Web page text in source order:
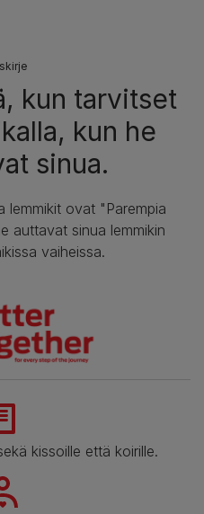
kun tarvitset
kun he
sinua.
lemmikit ovat "Parempia
auttavat sinua lemmikin
vaiheissa.
kissoille että koirille.